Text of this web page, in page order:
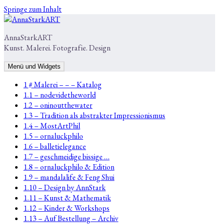
Springe zum Inhalt
AnnaStarkART
Kunst. Malerei. Fotografie. Design
Menü und Widgets
1 # Malerei – – – Katalog
1.1 – nodevidetheworld
1.2 – oninoutthewater
1.3 – Tradition als abstrakter Impressionismus
1.4 – MostArtPhil
1.5 – ornaluckphilo
1.6 – balletielegance
1.7 – geschmeidige bissige …
1.8 – ornaluckphilo & Edition
1.9 – mandalalife & Feng Shui
1.10 – Design by AnnStark
1.11 – Kunst & Mathematik
1.12 – Kinder & Workshops
1.13 – Auf Bestellung – Archiv